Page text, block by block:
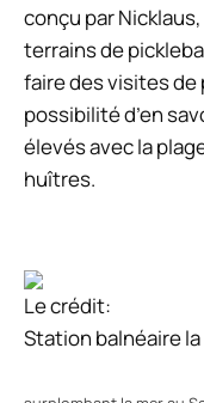
conçu par
terrains de
faire des visites de
possibilité d’en
élevés avec la
huîtres.
Le crédit:
Station balnéaire